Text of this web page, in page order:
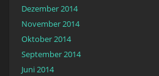
Dezember 2014
November 2014
Oktober 2014
September 2014
Juni 2014